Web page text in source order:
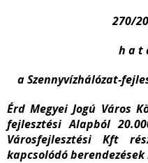
270/
h a t
a Szennyvízhálózat-
Érd Megyei Jogú Város
fejlesztési Alapból
Városfejlesztési Kft
kapcsolódó